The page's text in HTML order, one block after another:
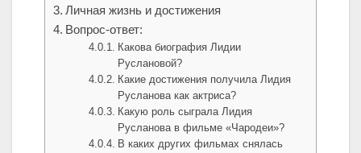
Личная жизнь и достижения
Вопрос-ответ:
Какова биография Лидии
Руслановой?
Какие достижения получила Лидия
Русланова как актриса?
Какую роль сыграла Лидия
Русланова в фильме «Чародеи»?
В каких других фильмах снялась